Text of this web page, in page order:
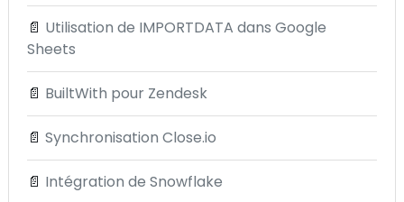
📄 Utilisation de IMPORTDATA dans Google
Sheets
📄 BuiltWith pour Zendesk
📄 Synchronisation Close.io
📄 Intégration de Snowflake